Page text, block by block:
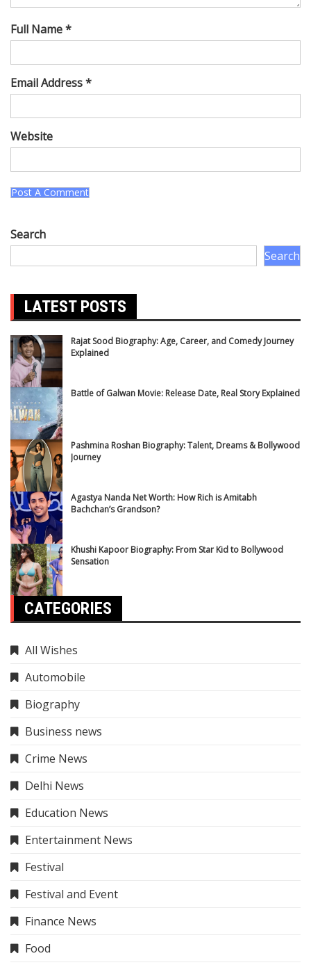
Full Name *
Email Address *
Website
Search
Search
LATEST POSTS
Rajat Sood Biography: Age, Career, and Comedy Journey
Explained
Battle of Galwan Movie: Release Date, Real Story Explained
Pashmina Roshan Biography: Talent, Dreams & Bollywood
Journey
Agastya Nanda Net Worth: How Rich is Amitabh
Bachchan’s Grandson?
Khushi Kapoor Biography: From Star Kid to Bollywood
Sensation
CATEGORIES
All Wishes
Automobile
Biography
Business news
Crime News
Delhi News
Education News
Entertainment News
Festival
Festival and Event
Finance News
Food